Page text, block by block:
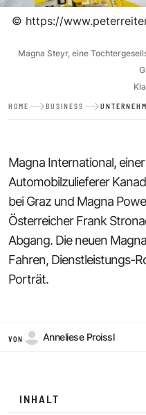
© https://
Magna Steyr, eine
HOME BUSINESS
Magna International,
Automobilzulieferer
bei Graz und Magna
Österreicher Frank
Abgang. Die neuen
Fahren, Dienstleistungs-
Porträt.
VON Anneliese Proissl
INHALT